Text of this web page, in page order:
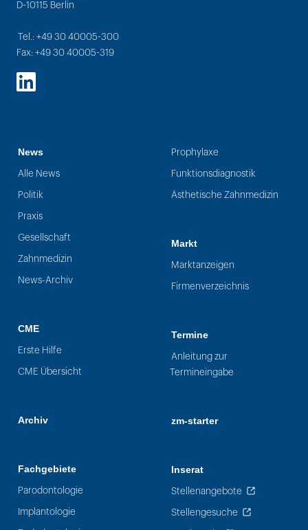
D-10115 Berlin
Tel.: +49 30 40005-300
Fax: +49 30 40005-319
LinkedIn
News
Alle News
Politik
Praxis
Gesellschaft
Zahnmedizin
News-Archiv
CME
Erste Hilfe
CME Übersicht
Archiv
Fachgebiete
Parodontologie
Implantologie
Prophylaxe
Funktionsdiagnostik
Ästhetische Zahnmedizin
Markt
Marktanzeigen
Firmenverzeichnis
Termine
Anleitung zur
Termineingabe
zm-starter
Inserat
Stellenangebote
Stellengesuche